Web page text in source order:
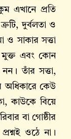
এখানে প্রতি
দুর্বলতা ও
ও সাকার সত্তা
মুক্ত এবং কোন
তাঁর সত্তা,
অধিকারে কেউ
কাউকে বিয়ে
বা গোষ্ঠীর
ওঠে না।